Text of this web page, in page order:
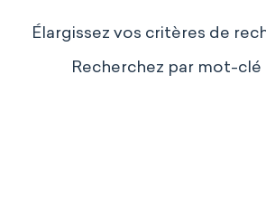
Élargissez vos critères de
Recherchez par mot-